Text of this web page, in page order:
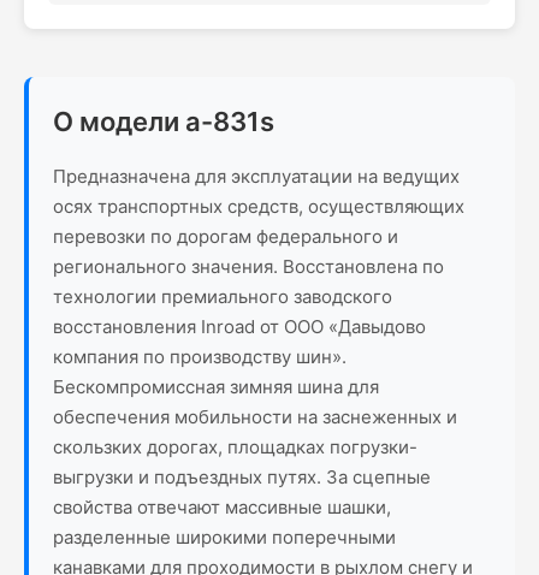
О модели a-831s
Предназначена для эксплуатации на ведущих
осях транспортных средств, осуществляющих
перевозки по дорогам федерального и
регионального значения. Восстановлена по
технологии премиального заводского
восстановления Inroad от ООО «Давыдово
компания по производству шин».
Бескомпромиссная зимняя шина для
обеспечения мобильности на заснеженных и
скользких дорогах, площадках погрузки-
выгрузки и подъездных путях. За сцепные
свойства отвечают массивные шашки,
разделенные широкими поперечными
канавками для проходимости в рыхлом снегу и